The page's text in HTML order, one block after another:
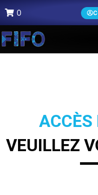
0
ACCÈS
VEUILLEZ